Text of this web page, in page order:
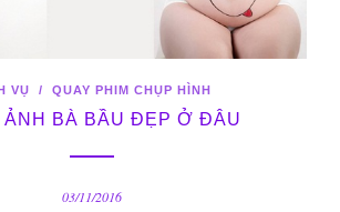
VỤ / QUAY PHIM CHỤP HÌNH
ẢNH BÀ BẦU ĐẸP Ở ĐÂU
03/11/2016